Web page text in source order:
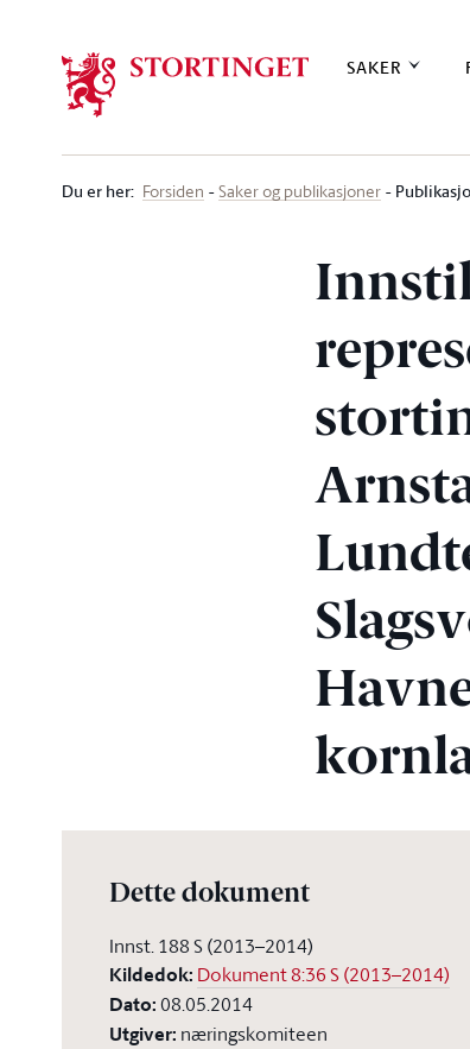
SAKER
Du er her: Forsiden Saker og publikasjoner
Dette dokument
Innst. 188 S (2013–2014)
Kildedok: Dokument 8:36 S (2013–2014)
Dato:08.05.2014
Utgiver: næringskomiteen